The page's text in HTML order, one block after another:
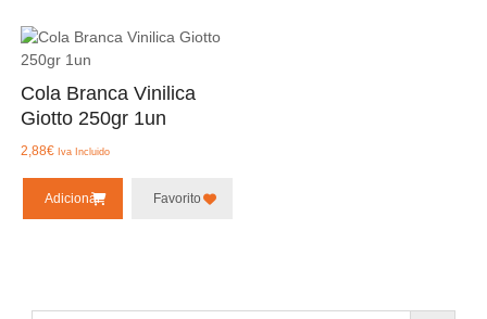
Cola Branca Vinilica
Giotto 250gr 1un
2,88€ Iva Incluido
Adicionar Favorito